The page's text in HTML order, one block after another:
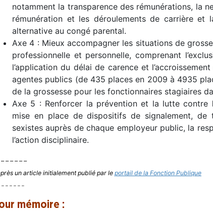
notamment la transparence des rémunérations, la
rémunération et les déroulements de carrière et
alternative au congé parental.
Axe 4 : Mieux accompagner les situations de
professionnelle et personnelle, comprenant
l’application du délai de carence et
agentes publics (de 435 places en 2009 à 4935
de la grossesse pour les fonctionnaires stagiaires
Axe 5 : Renforcer la prévention et la lutte contre
mise en place de dispositifs de signalement,
sexistes auprès de chaque employeur public, la
l’action disciplinaire.
– – – – –
un article initialement publié par le portail de la Fonction Publique
– – – – – –
mémoire :